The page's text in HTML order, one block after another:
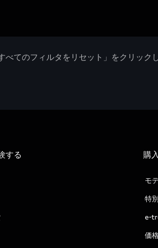
てのフィルタをリセット」をクリック
する 購
モ
特
e-
価